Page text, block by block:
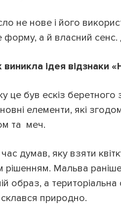
не нове і його
форму, а й власний
виникла ідея відзнаки
це був ескіз
елементи, які
та меч.
думав, яку взяти
рішенням. Мальва
образ, а
природно.